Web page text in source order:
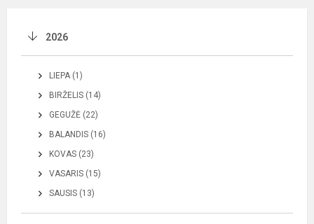
2026
LIEPA (1)
BIRŽELIS (14)
GEGUŽĖ (22)
BALANDIS (16)
KOVAS (23)
VASARIS (15)
SAUSIS (13)